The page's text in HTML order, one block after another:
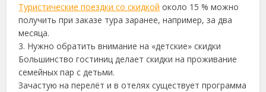
Туристические поездки со скидкой около 15 % можно
получить при заказе тура заранее, например, за два
месяца.
3. Нужно обратить внимание на «детские» скидки
Большинство гостиниц делает скидки на проживание
семейных пар с детьми.
Зачастую на перелёт и в отелях существует программа